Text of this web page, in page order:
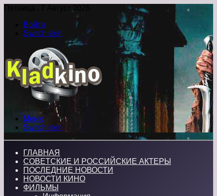
Пятница , 7 Август 2026
Войти
Switch skin
Меню
Switch skin
ГЛАВНАЯ
СОВЕТСКИЕ И РОССИЙСКИЕ АКТЕРЫ
ПОСЛЕДНИЕ НОВОСТИ
НОВОСТИ КИНО
ФИЛЬМЫ